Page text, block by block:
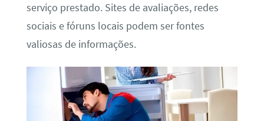
serviço prestado. Sites de avaliações, redes
sociais e fóruns locais podem ser fontes
valiosas de informações.